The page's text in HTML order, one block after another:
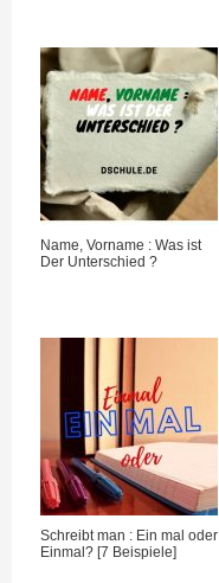
Name, Vorname : Was ist
Der Unterschied ?
Schreibt man : Ein mal oder
Einmal? [7 Beispiele]